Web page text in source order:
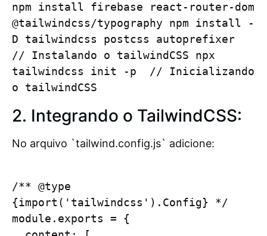
npm install firebase react-router-dom
@tailwindcss/typography npm install -
D tailwindcss postcss autoprefixer
// Instalando o tailwindCSS npx
tailwindcss init -p  // Inicializando
o tailwindCSS
2. Integrando o TailwindCSS:
No arquivo `tailwind.config.js` adicione:
/** @type
{import('tailwindcss').Config} */
module.exports = {